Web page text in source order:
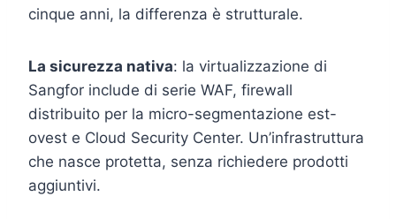
cinque anni, la differenza è strutturale.
La sicurezza nativa: la virtualizzazione di
Sangfor include di serie WAF, firewall
distribuito per la micro-segmentazione est-
ovest e Cloud Security Center. Un’infrastruttura
che nasce protetta, senza richiedere prodotti
aggiuntivi.